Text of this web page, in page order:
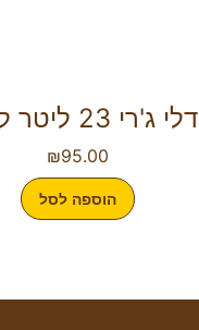
דלי ג'רי 23 ליטר למזון
₪95.00
הוספה לסל